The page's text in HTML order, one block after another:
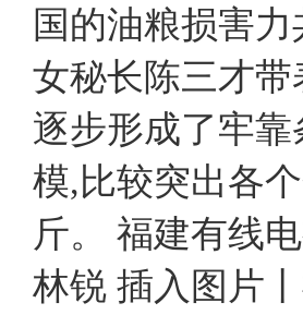
国的油粮损害
女秘长陈三才
逐步形成了牢靠
模,比较突出各
斤。 福建有线
林锐 插入图片